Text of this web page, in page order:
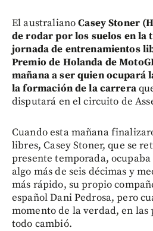
El australianoCasey Stoner
de rodar por los suelos en la
jornada de entrenamientos
Premio de Holanda de
mañana a ser quien ocupará
la formación de la carrera
disputará en el circuito de
Cuando esta mañana
libres, Casey Stoner, que se
presente temporada,
algo más de seis décimas y
más rápido, su propio
español Dani Pedrosa, pero
momento de la verdad, en las
todo cambió.